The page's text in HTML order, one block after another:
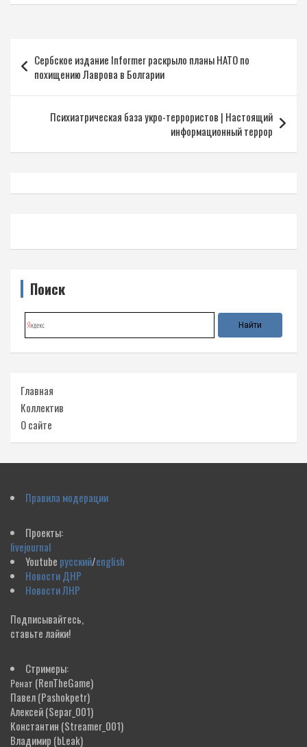
Навигация
по
записям
Сербское издание Informer раскрыло планы НАТО по
похищению Лаврова в Болгарии
Психиатрическая база укро-террористов | Настоящий
информационный террор
Поиск
Главная
Коллектив
О сайте
Правила модерации
Проекты:
livejournal
Youtube русский/english
Новости ДНР
Новости ЛНР
Подписывайтесь,
ставьте лайки!
Стримеры:
Ренат (RenTheGame)
Павел(Pashokpetr)
Алексей(Separ_001)
Константин (Streamer_001)
Владимир (bLeak)